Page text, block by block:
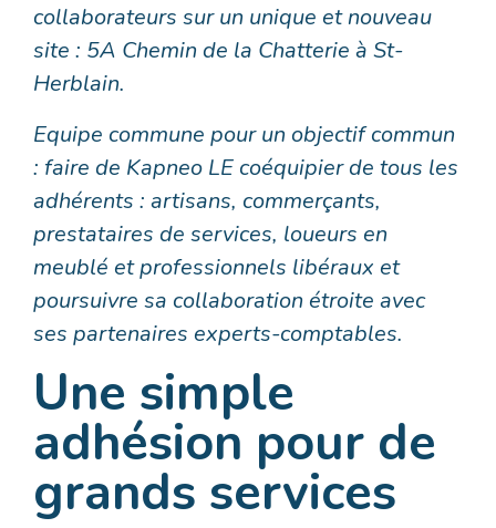
collaborateurs sur un unique et nouveau
site : 5A Chemin de la Chatterie à St-
Herblain.
Equipe commune pour un objectif commun
: faire de Kapneo LE coéquipier de tous les
adhérents : artisans, commerçants,
prestataires de services, loueurs en
meublé et professionnels libéraux et
poursuivre sa collaboration étroite avec
ses partenaires experts-comptables.
Une simple
adhésion pour de
grands services